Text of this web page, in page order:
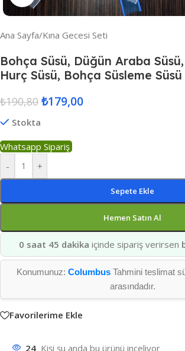
Ana Sayfa/Kına Gecesi Seti
Bohça Süsü, Düğün Araba
Hurç Süsü, Bohça Süsleme
₺190,80 ₺179,00
Stokta
Whatsapp Sipariş
-
+
Sepete Ekle
Hemen Satın Al
0 saat 45 dakika içinde sipariş verirsen
Konumunuz: ColumbusTahmini teslimat
arasındadır.
Favorilerime Ekle
24 Kişi şu anda bu ürünü inceliyor